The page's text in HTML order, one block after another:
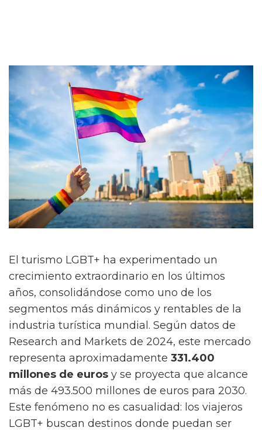
El turismo LGBT+ ha experimentado un
crecimiento extraordinario en los últimos
años, consolidándose como uno de los
segmentos más dinámicos y rentables de la
industria turística mundial. Según datos de
Research and Markets de 2024, este mercado
representa aproximadamente 331.400
millones de euros y se proyecta que alcance
más de 493.500 millones de euros para 2030.
Este fenómeno no es casualidad: los viajeros
LGBT+ buscan destinos donde puedan ser